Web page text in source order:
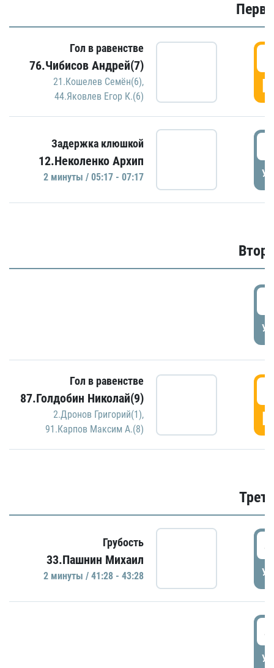
Гол в равенстве
76.Чибисов Андрей(7)
21.Кошелев Семён(6),
44.Яковлев Егор К.(6)
Задержка клюшкой
12.Неколенко Архип
2 минуты / 05:17 - 07:17
Гол в равенстве
87.Голдобин Николай(9)
2.Дронов Григорий(1),
91.Карпов Максим А.(8)
Грубость
33.Пашнин Михаил
2 минуты / 41:28 - 43:28